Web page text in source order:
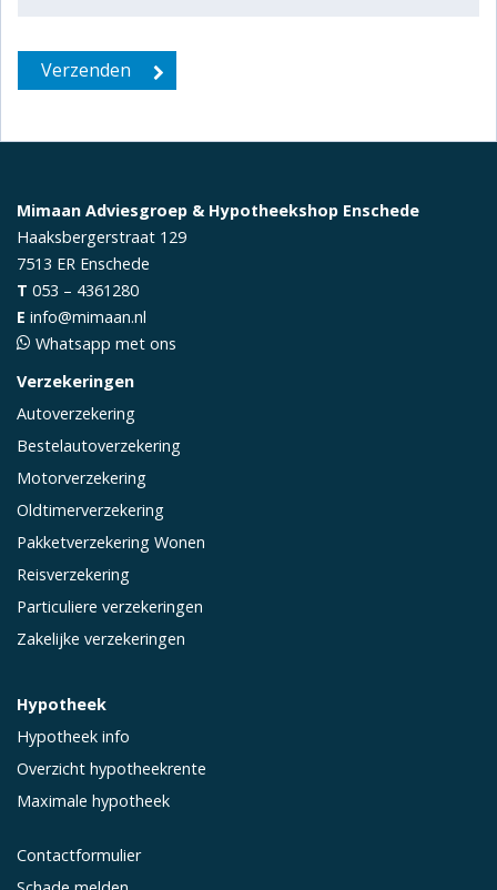
Mimaan Adviesgroep & Hypotheekshop Enschede
Haaksbergerstraat 129
7513 ER Enschede
T 053 – 4361280
E info@mimaan.nl
Whatsapp met ons
Verzekeringen
Autoverzekering
Bestelautoverzekering
Motorverzekering
Oldtimerverzekering
Pakketverzekering Wonen
Reisverzekering
Particuliere verzekeringen
Zakelijke verzekeringen
Hypotheek
Hypotheek info
Overzicht hypotheekrente
Maximale hypotheek
Contactformulier